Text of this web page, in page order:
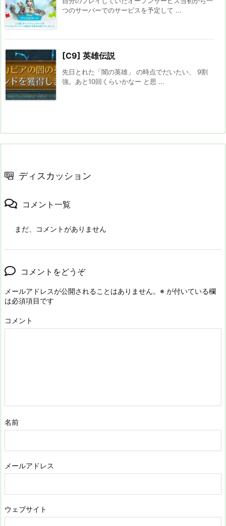
つのサーバーでのサービスを予定して ...
[C9] 英雄伝説
先日とれた「闇の英雄」 の時点でだいたい、 9割
強。あと10回くらいかなー と思 ...
ディスカッション
コメント一覧
まだ、コメントがありません
コメントをどうぞ
メールアドレスが公開されることはありません。 ※ が付いている欄
は必須項目です
コメント
名前
メールアドレス
ウェブサイト